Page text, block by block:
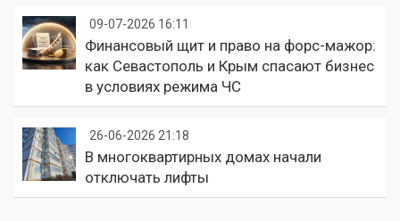
09-07-2026 16:11
Финансовый щит и право на форс-мажор:
как Севастополь и Крым спасают бизнес
в условиях режима ЧС
26-06-2026 21:18
В многоквартирных домах начали
отключать лифты